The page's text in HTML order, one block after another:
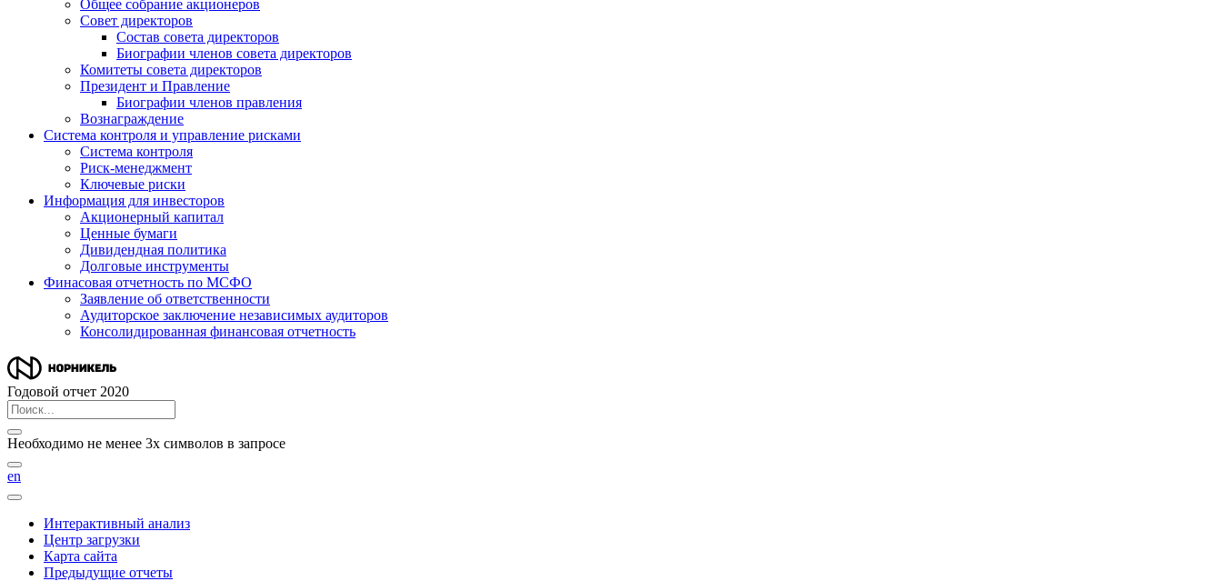
Общее собрание акционеров
Совет директоров
Состав совета директоров
Биографии членов совета директоров
Комитеты совета директоров
Президент и Правление
Биографии членов правления
Вознаграждение
Система контроля и управление рисками
Система контроля
Риск-менеджмент
Ключевые риски
Информация для инвесторов
Акционерный капитал
Ценные бумаги
Дивидендная политика
Долговые инструменты
Финасовая отчетность по МСФО
Заявление об ответственности
Аудиторское заключение независимых аудиторов
Консолидированная финансовая отчетность
Годовой отчет 2020
Необходимо не менее 3х символов в запросе
en
Интерактивный анализ
Центр загрузки
Карта сайта
Предыдущие отчеты